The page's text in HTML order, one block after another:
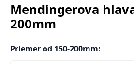
Mendingerova
200mm
Priemer od 150-200mm: